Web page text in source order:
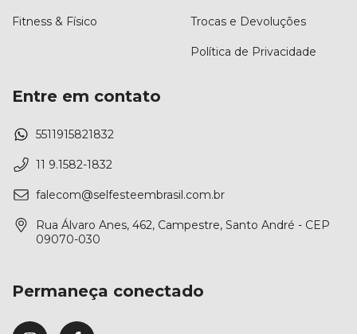
Fitness & Físico Trocas e Devoluções
Política de Privacidade
Entre em contato
5511915821832
11 9.1582-1832
falecom@selfesteembrasil.com.br
Rua Álvaro Anes, 462, Campestre, Santo André - CEP
09070-030
Permaneça conectado